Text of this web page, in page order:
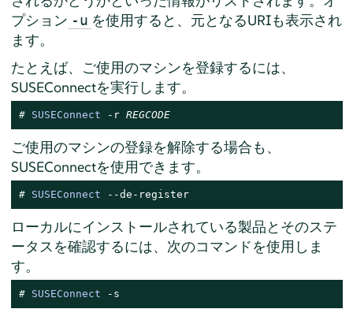
プション -u を使用すると、元となるURIも表示され
ます。
たとえば、ご使用のマシンを登録するには、
SUSEConnectを実行します。
# SUSEConnect -r REGCODE
ご使用のマシンの登録を解除する場合も、
SUSEConnectを使用できます。
# SUSEConnect --de-register
ローカルにインストールされている製品とそのステ
ータスを確認するには、次のコマンドを使用しま
す。
# SUSEConnect -s